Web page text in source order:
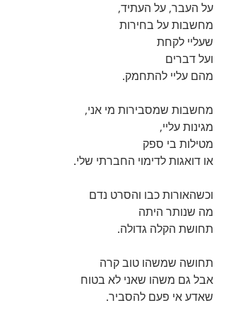
על העבר, על העתיד,
מחשבות על בחירות
שעליי לקחת
ועל דברים
מהם עליי להתחמק.
מחשבות שמסבירות מי אני,
מגינות עליי,
מטילות בי ספק
או דואגות לדימוי החברתי שלי.
וכשהאורות כבו והסרט נדם
מה שנותר היתה
תחושת הקלה גדולה.
תחושה שמשהו טוב קרה
אבל גם משהו שאני לא בטוח
שאדע אי פעם להסביר.